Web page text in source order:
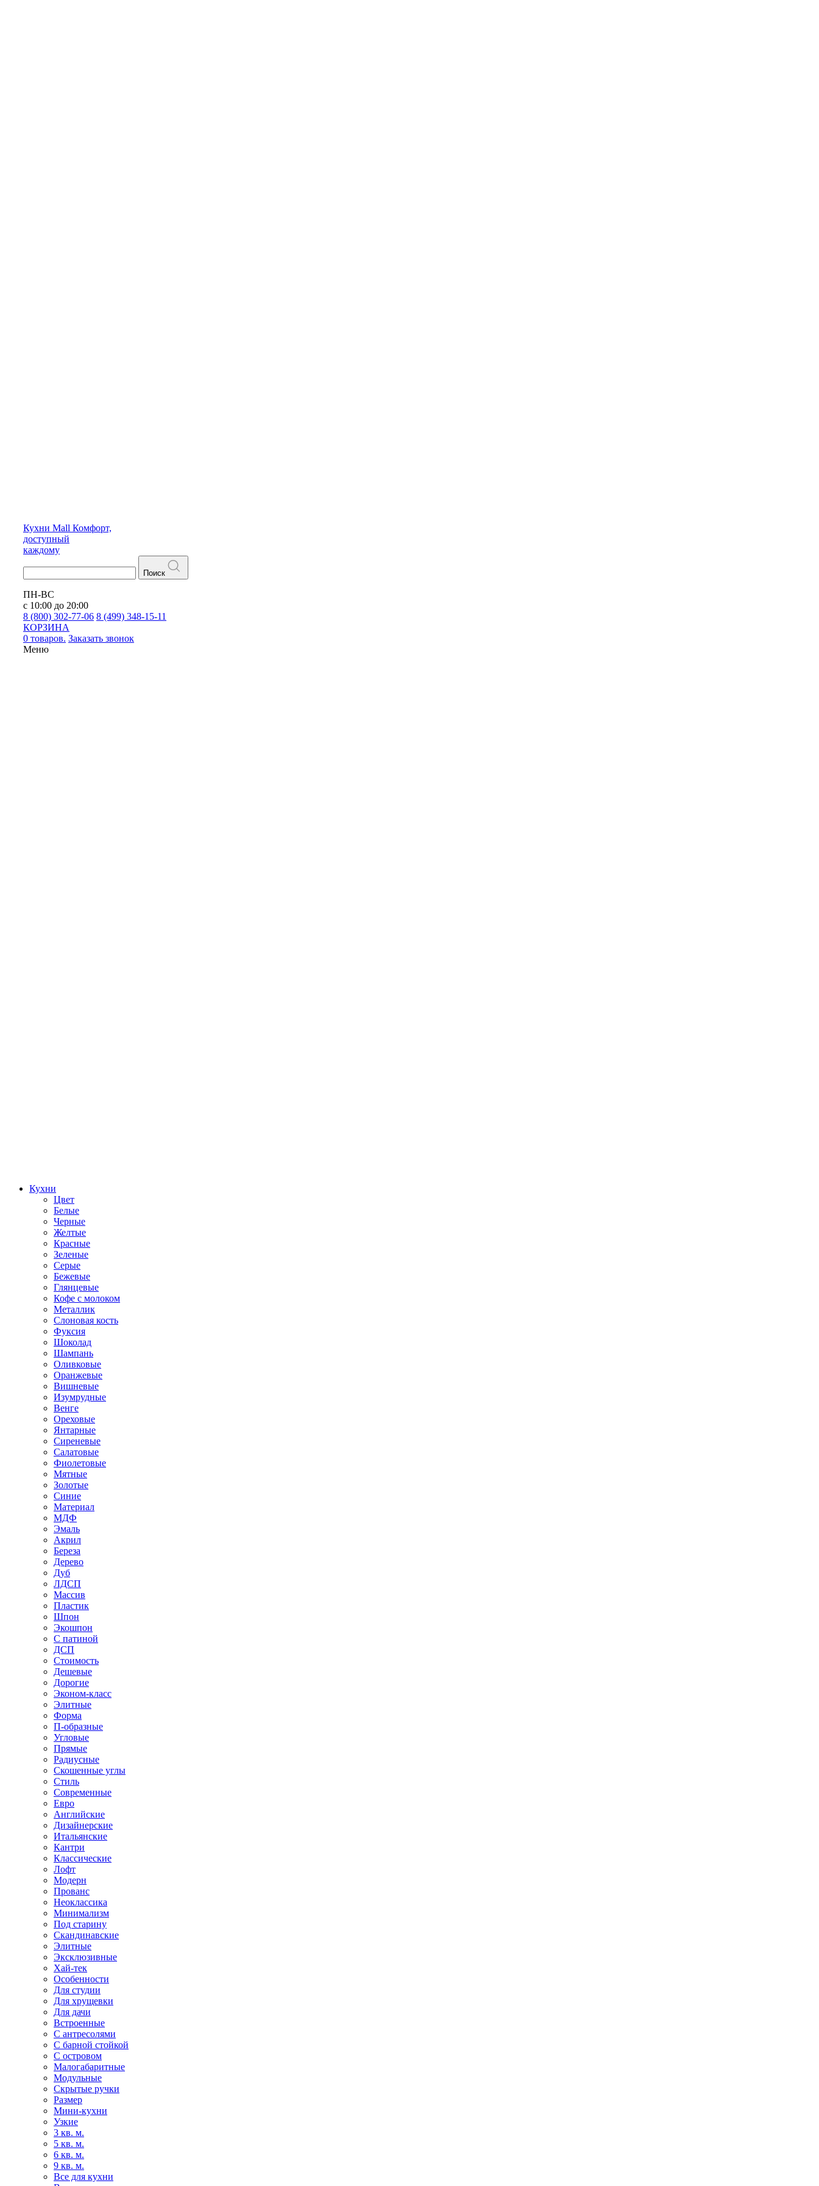
Кухни Mall Комфорт,
доступный
каждому
Поиск
ПН-ВС
с 10:00 до 20:00
8 (800) 302-77-06 8 (499) 348-15-11
КОРЗИНА
0 товаров. Заказать звонок
Меню
Кухни
Цвет
Белые
Черные
Желтые
Красные
Зеленые
Серые
Бежевые
Глянцевые
Кофе с молоком
Металлик
Слоновая кость
Фуксия
Шоколад
Шампань
Оливковые
Оранжевые
Вишневые
Изумрудные
Венге
Ореховые
Янтарные
Сиреневые
Салатовые
Фиолетовые
Мятные
Золотые
Синие
Материал
МДФ
Эмаль
Акрил
Береза
Дерево
Дуб
ЛДСП
Массив
Пластик
Шпон
Экошпон
С патиной
ДСП
Стоимость
Дешевые
Дорогие
Эконом-класс
Элитные
Форма
П-образные
Угловые
Прямые
Радиусные
Скошенные углы
Стиль
Современные
Евро
Английские
Дизайнерские
Итальянские
Кантри
Классические
Лофт
Модерн
Прованс
Неоклассика
Минимализм
Под старину
Скандинавские
Элитные
Эксклюзивные
Хай-тек
Особенности
Для студии
Для хрущевки
Для дачи
Встроенные
С антресолями
С барной стойкой
С островом
Малогабаритные
Модульные
Скрытые ручки
Размер
Мини-кухни
Узкие
3 кв. м.
5 кв. м.
6 кв. м.
9 кв. м.
Все для кухни